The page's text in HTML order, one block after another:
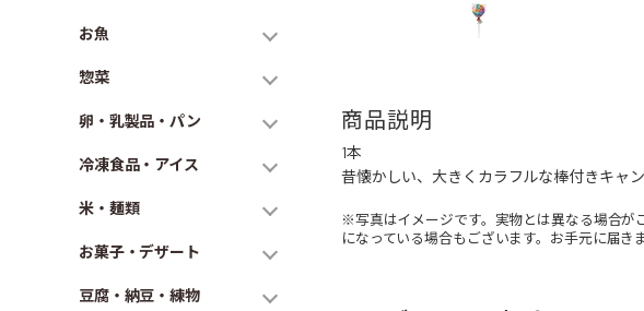
お魚
惣菜
卵・乳製品・パン
冷凍食品・アイス
米・麺類
お菓子・デザート
豆腐・納豆・練物
商品説明
1本
昔懐かしい、大きくカラフルな棒付きキャ
※写真はイメージです。実物とは異なる場合が
になっている場合もございます。お手元に届き